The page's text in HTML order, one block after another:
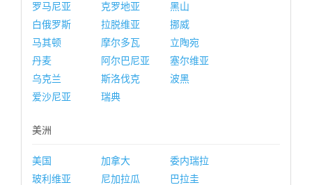
罗马尼亚
克罗地亚
黑山
白俄罗斯
拉脱维亚
挪威
马其顿
摩尔多瓦
立陶宛
丹麦
阿尔巴尼亚
塞尔维亚
乌克兰
斯洛伐克
波黑
爱沙尼亚
瑞典
美洲
美国 加拿大
委内瑞拉
玻利维亚
尼加拉瓜 巴拉圭